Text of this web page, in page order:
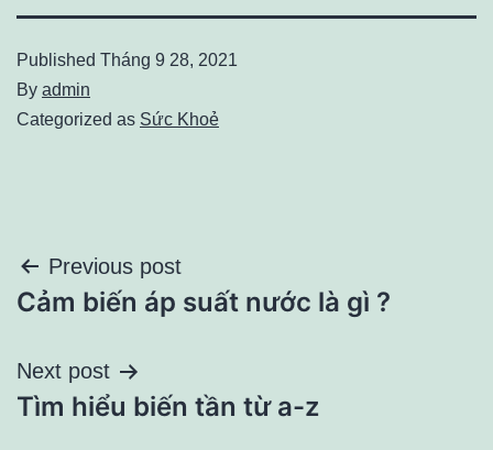
Published Tháng 9 28, 2021
By admin
Categorized as Sức Khoẻ
Điều
hướng
bài
viết
Previous post
Cảm biến áp suất nước là gì ?
Next post
Tìm hiểu biến tần từ a-z